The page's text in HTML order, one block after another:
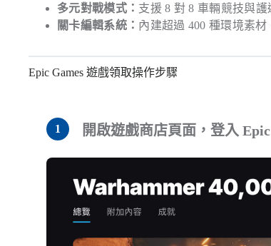
多元對戰模式： 支援 8 對 8 車輛競技與
關卡編輯系統： 內建超過 400 種環境素
Epic Games 遊戲領取操作步驟
開啟遊戲商店頁面，登入